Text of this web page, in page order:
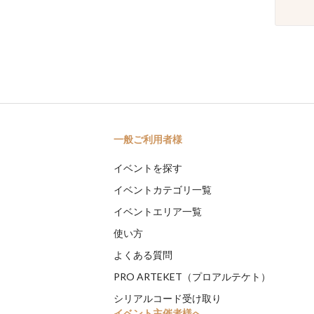
一般ご利用者様
イベントを探す
イベントカテゴリ一覧
イベントエリア一覧
使い方
よくある質問
PRO ARTEKET（プロアルテケト）
シリアルコード受け取り